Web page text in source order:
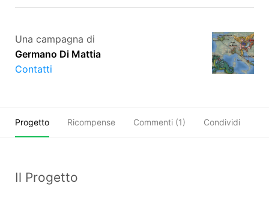
Una campagna di
Germano Di Mattia
Contatti
Progetto Ricompense Commenti (1) Condividi
Il Progetto